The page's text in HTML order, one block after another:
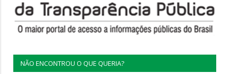
NÃO ENCONTROU O QUE QUERIA?